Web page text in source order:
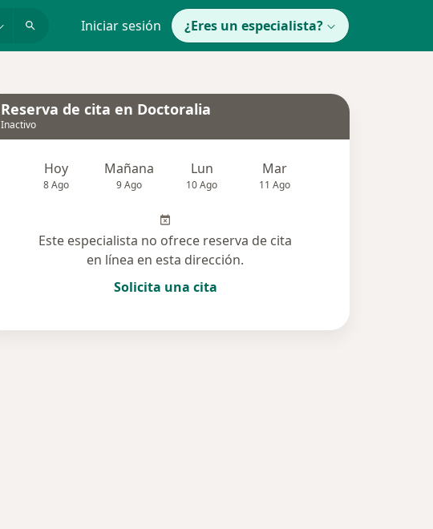
Iniciar sesión ¿Eres un especialista?
Reserva de cita en Doctoralia
Inactivo
Hoy
8 Ago
Mañana
9 Ago
Lun
10 Ago
Mar
11 Ago
Este especialista no ofrece reserva de cita
en línea en esta dirección.
Solicita una cita